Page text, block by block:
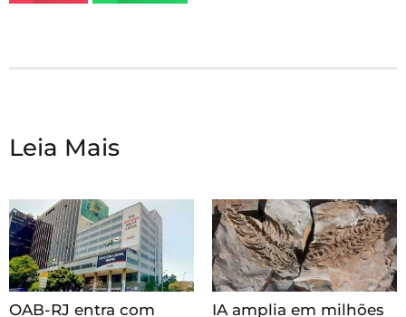
Leia Mais
OAB-RJ entra com
IA amplia em milhões